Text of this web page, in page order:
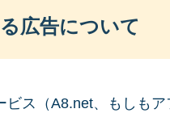
広告について
ス（A8.net、もしも